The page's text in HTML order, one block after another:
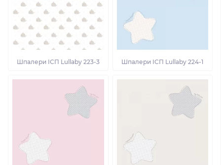
Шпалери ІСП Lullaby 223-3 Шпалери ІСП Lullaby 224-1